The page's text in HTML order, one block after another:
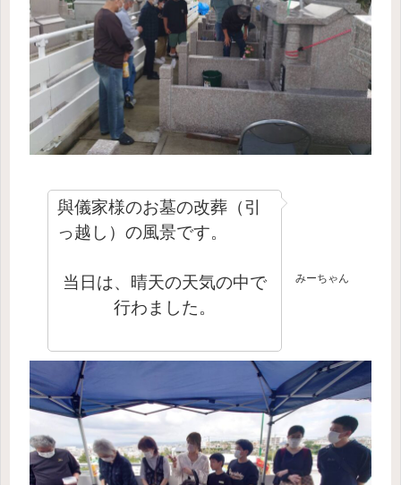
みーちゃん
與儀家様のお墓の改葬（引
っ越し）の風景です。
当日は、晴天の天気の中で
行わました。